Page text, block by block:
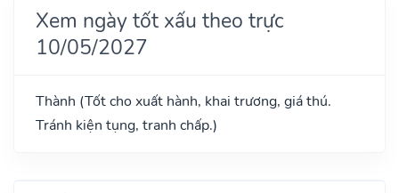
Xem ngày tốt xấu theo trực
10/05/2027
Thành (Tốt cho xuất hành, khai trương, giá thú.
Tránh kiện tụng, tranh chấp.)